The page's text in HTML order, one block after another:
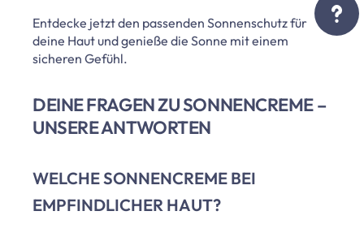
Entdecke jetzt den passenden Sonnenschutz für
deine Haut und genieße die Sonne mit einem
sicheren Gefühl.
DEINE FRAGEN ZU SONNENCREME –
UNSERE ANTWORTEN
WELCHE SONNENCREME BEI
EMPFINDLICHER HAUT?